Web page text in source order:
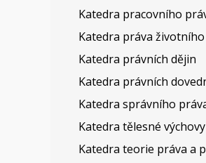
Katedra pracovního
Katedra práva
Katedra právních dějin
Katedra právních
Katedra správního
Katedra tělesné výchovy
Katedra teorie práva a